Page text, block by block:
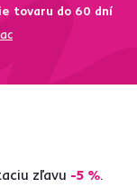
tovaru do 60 dní
zľavu -5 %.